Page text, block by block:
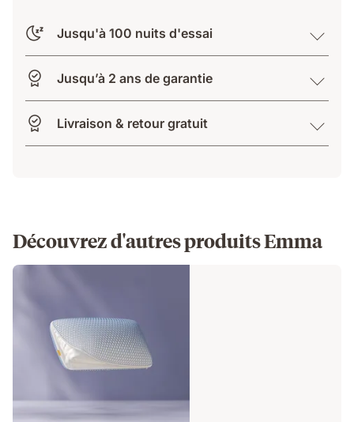
Jusqu'à 100 nuits d'essai
Jusqu’à 2 ans de garantie
Livraison & retour gratuit
Découvrez d'autres produits Emma